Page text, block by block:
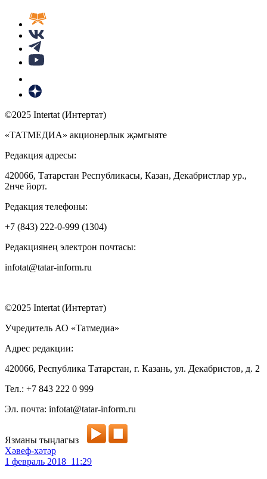
©2025 Intertat (Интертат)
«ТАТМЕДИА» акционерлык җәмгыяте
Редакция адресы:
420066, Татарстан Республикасы, Казан, Декабристлар ур.,
2нче йорт.
Редакция телефоны:
+7 (843) 222-0-999 (1304)
Редакциянең электрон почтасы:
infotat@tatar-inform.ru
©2025 Intertat (Интертат)
Учредитель АО «Татмедиа»
Адрес редакции:
420066, Республика Татарстан, г. Казань, ул. Декабристов, д. 2
Тел.: +7 843 222 0 999
Эл. почта: infotat@tatar-inform.ru
Язманы тыңлагыз
Хәвеф-хәтәр
1 февраль 2018 11:29